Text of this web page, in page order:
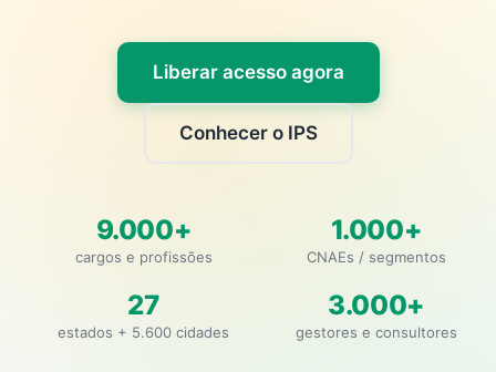
Liberar acesso agora
Conhecer o IPS
9.000+
cargos e profissões
1.000+
CNAEs / segmentos
27
estados + 5.600 cidades
3.000+
gestores e consultores